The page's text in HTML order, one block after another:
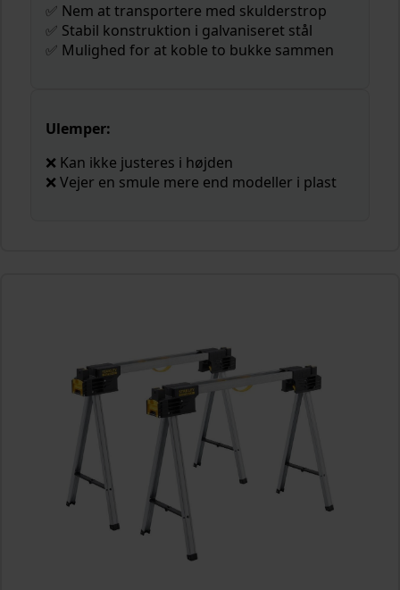
✅ Nem at transportere med skulderstrop
✅ Stabil konstruktion i galvaniseret stål
✅ Mulighed for at koble to bukke sammen
Ulemper:
❌ Kan ikke justeres i højden
❌ Vejer en smule mere end modeller i plast